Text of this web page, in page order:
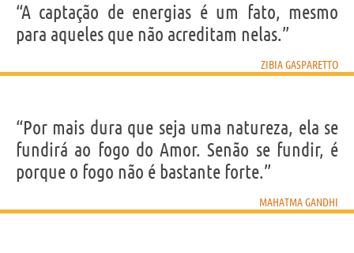
“A captação de energias é um fato, mesmo
para aqueles que não acreditam nelas.”
ZIBIA GASPARETTO
“Por mais dura que seja uma natureza, ela se
fundirá ao fogo do Amor. Senão se fundir, é
porque o fogo não é bastante forte.”
MAHATMA GANDHI